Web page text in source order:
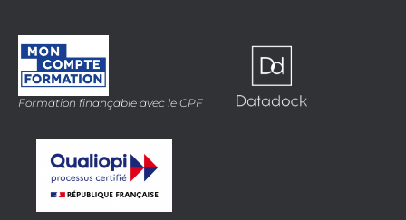
Formation finançable avec le CPF